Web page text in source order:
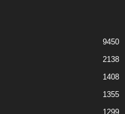
9450
2138
1408
1355
1299